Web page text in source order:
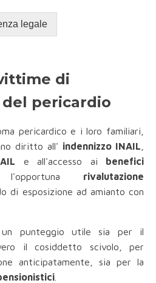
legale
di
pericardio
pericardico e i loro familiari,
diritto all' indennizzo INAIL
e all'accesso ai benefici
rivalutazione
di esposizione ad amianto con
punteggio utile sia per il
il cosiddetto scivolo, per
anticipatamente, sia per la